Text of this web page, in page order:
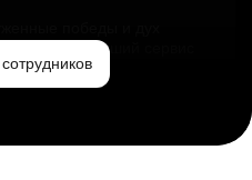
создаём лучший сервис